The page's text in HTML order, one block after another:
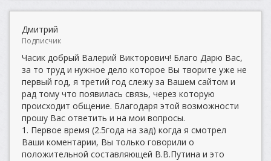
Дмитрий
Подписчик
Часик добрый Валерий Викторович! Благо Дарю Вас,
за то труд и нужное дело которое Вы творите уже не
первый год, я третий год слежу за Вашем сайтом и
рад тому что появилась связь, через которую
происходит общение. Благодаря этой возможности
прошу Вас ответить и на мои вопросы.
1. Первое время (2.5года на зад) когда я смотрел
Ваши коментарии, Вы только говорили о
положительной составляющей В.В.Путина и это